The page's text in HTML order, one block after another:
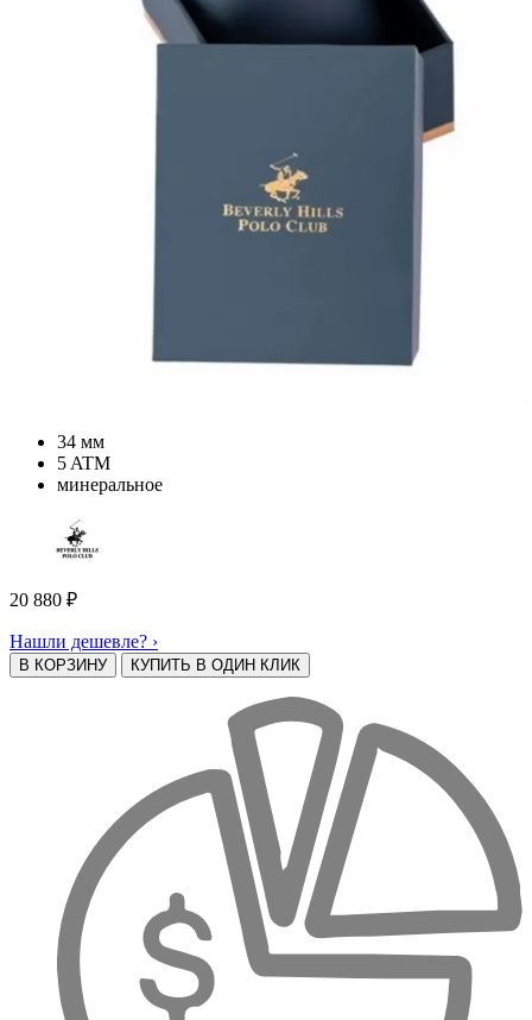
34 мм
5 ATM
минеральное
20 880 ₽
Нашли дешевле? ›
В КОРЗИНУ КУПИТЬ В ОДИН КЛИК